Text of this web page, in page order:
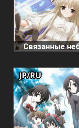
Связанные
JP/RU